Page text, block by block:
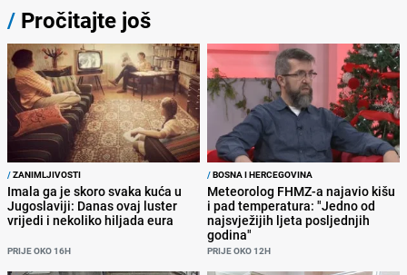
/ Pročitajte još
/ZANIMLJIVOSTI
Imala ga je skoro svaka kuća u
Jugoslaviji: Danas ovaj luster
vrijedi i nekoliko hiljada eura
PRIJE OKO 16H
/BOSNA I HERCEGOVINA
Meteorolog FHMZ-a najavio kišu
i pad temperatura: "Jedno od
najsvježijih ljeta posljednjih
godina"
PRIJE OKO 12H